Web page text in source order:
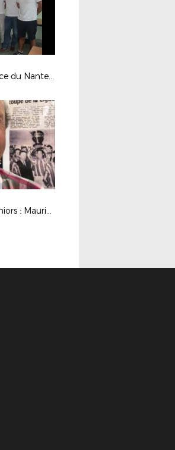
Futsal : retour sur la naissance du Nantes Métropole Futsal (D1)
Rétro Coupe Atlantique Seniors : Maurice Clément (FC Nantes), 1er capitaine à soulever le trophée en 1968